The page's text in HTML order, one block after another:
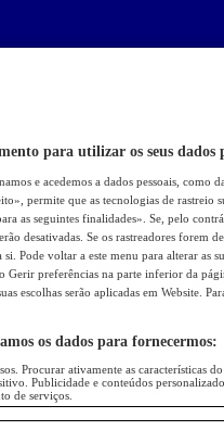
para utilizar os seus dados
e acedemos a dados pessoais, como
permite que as tecnologias de rastreio
as seguintes finalidades». Se, pelo
desativadas. Se os rastreadores forem
Pode voltar a este menu para alterar as
Gerir preferências na parte inferior da
escolhas serão aplicadas em Website.
os dados para fornecermos:
Procurar ativamente as características
Publicidade e conteúdos
de serviços.